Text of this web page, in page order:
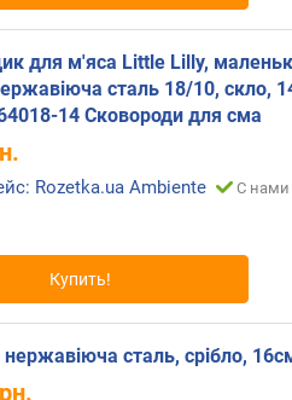
для м'яса Little Lilly,
сталь 18/10, скло,
14 Сковороди для сма
Rozetka.ua Ambiente С нами
Купить!
нержавіюча сталь, срібло,